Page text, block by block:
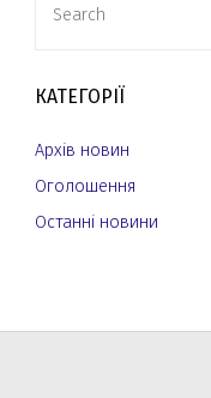
КАТЕГОРІЇ
Архів новин
Оголошення
Останні новини